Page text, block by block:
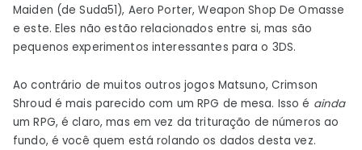
Maiden (de Suda51), Aero Porter, Weapon Shop De Omasse
e este. Eles não estão relacionados entre si, mas são
pequenos experimentos interessantes para o 3DS.
Ao contrário de muitos outros jogos Matsuno, Crimson
Shroud é mais parecido com um RPG de mesa. Isso é ainda
um RPG, é claro, mas em vez da trituração de números ao
fundo, é você quem está rolando os dados desta vez.